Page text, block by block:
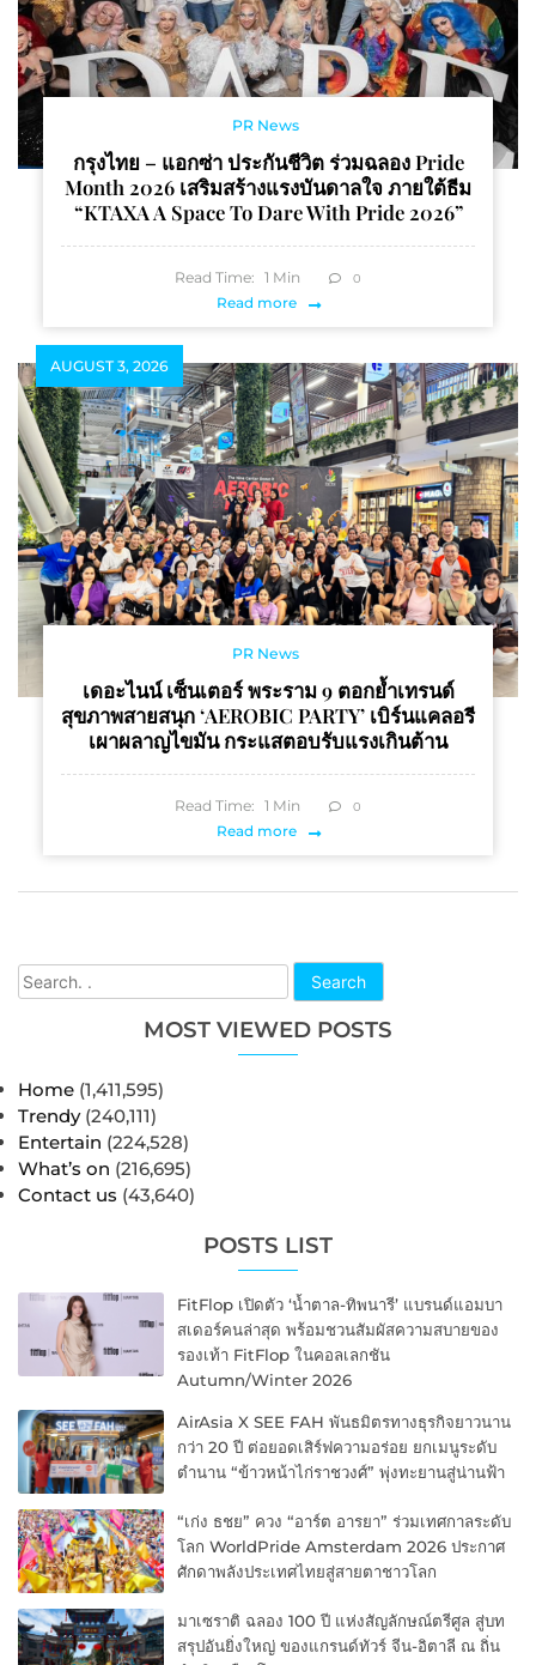
Search
MOST VIEWED POSTS
Home (1,411,595)
Trendy (240,111)
Entertain (224,528)
What’s on (216,695)
Contact us (43,640)
POSTS LIST
FitFlop เปิดตัว ‘น้ำตาล-ทิพนารี’ แบรนด์แอมบา
สเดอร์คนล่าสุด พร้อมชวนสัมผัสความสบายของ
รองเท้า FitFlop ในคอลเลกชัน
Autumn/Winter 2026
AirAsia X SEE FAH พันธมิตรทางธุรกิจยาวนาน
กว่า 20 ปี ต่อยอดเสิร์ฟความอร่อย ยกเมนูระดับ
ตำนาน “ข้าวหน้าไก่ราชวงศ์” พุ่งทะยานสู่น่านฟ้า
“เก่ง ธชย” ควง “อาร์ต อารยา” ร่วมเทศกาลระดับ
โลก WorldPride Amsterdam 2026 ประกาศ
ศักดาพลังประเทศไทยสู่สายตาชาวโลก
มาเซราติ ฉลอง 100 ปี แห่งสัญลักษณ์ตรีศูล สู่บท
สรุปอันยิ่งใหญ่ ของแกรนด์ทัวร์ จีน-อิตาลี ณ ถิ่น
PR News
กรุงไทย – แอกซ่า ประกันชีวิต ร่วมฉลอง Pride
Month 2026 เสริมสร้างแรงบันดาลใจ ภายใต้ธีม
“KTAXA A Space To Dare With Pride 2026”
Read Time: 1 Min 0
Read more
AUGUST 3, 2026
PR News
เดอะไนน์ เซ็นเตอร์ พระราม 9 ตอกย้ำเทรนด์
สุขภาพสายสนุก ‘AEROBIC PARTY’ เบิร์นแคลอรี
เผาผลาญไขมัน กระแสตอบรับแรงเกินต้าน
Read Time: 1 Min 0
Read more